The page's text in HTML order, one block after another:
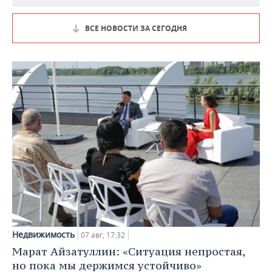
ВСЕ НОВОСТИ ЗА СЕГОДНЯ
Недвижимость 07 авг, 17:32
Марат Айзатуллин: «Ситуация непростая,
но пока мы держимся устойчиво»